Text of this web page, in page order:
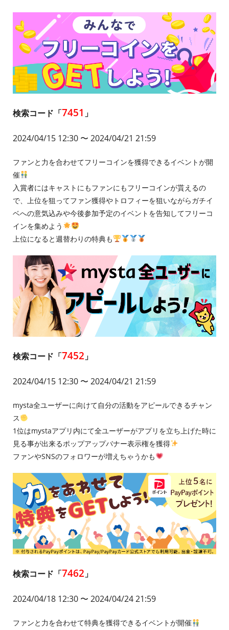
検索コード「7451 」
2024/04/15 12:30 〜 2024/04/21 21:59
ファンと力を合わせてフリーコインを獲得できるイベントが開
催
入賞者にはキャストにもファンにもフリーコインが貰えるの
で、上位を狙ってファン獲得やトロフィーを狙いながらガチイ
ベへの意気込みや今後参加予定のイベントを告知してフリーコ
インを集めよう
上位になると週替わりの特典も
検索コード「7452 」
2024/04/15 12:30 〜 2024/04/21 21:59
mysta全ユーザーに向けて自分の活動をアピールできるチャン
ス
1位はmystaアプリ内にて全ユーザーがアプリを立ち上げた時に
見る事が出来るポップアップバナー表示権を獲得
ファンやSNSのフォロワーが増えちゃうかも
検索コード「7462 」
2024/04/18 12:30 〜 2024/04/24 21:59
ファンと力を合わせて特典を獲得できるイベントが開催